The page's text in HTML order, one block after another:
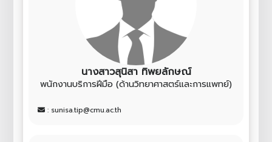
นางสาวสุนิสา ทิพยลักษณ์
พนักงานบริการฝีมือ (ด้านวิทยาศาสตร์และการแพทย์)
: sunisa.tip@cmu.ac.th